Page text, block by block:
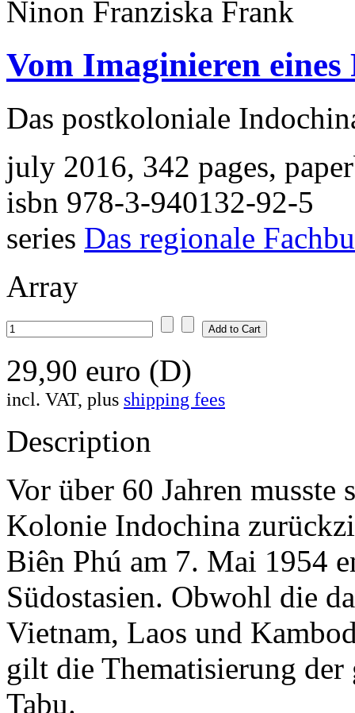
Ninon Franziska Frank
Vom Imaginieren eines
Das postkoloniale
july 2016, 342 pages,
isbn 978-3-940132-92-5
series Das regionale
Array
29,90 euro (D)
incl. VAT, plus shipping fees
Description
Vor über 60 Jahren musste
Kolonie Indochina
Biên Phú am 7. Mai 1954
Südostasien. Obwohl die
Vietnam, Laos und
gilt die Thematisierung der
Tabu.